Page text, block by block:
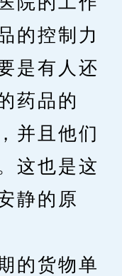
的控制力
是有人还
药品的
并且他们
这也是这
静的原
货物单